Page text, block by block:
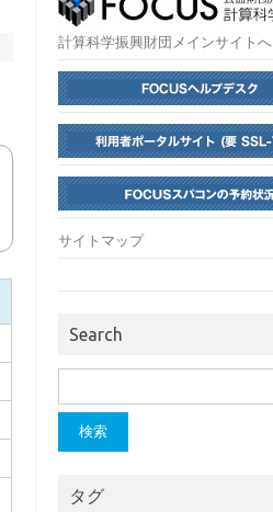
計算科学振興財団メインサイトへ
サイトマップ
Search
索:
タグ